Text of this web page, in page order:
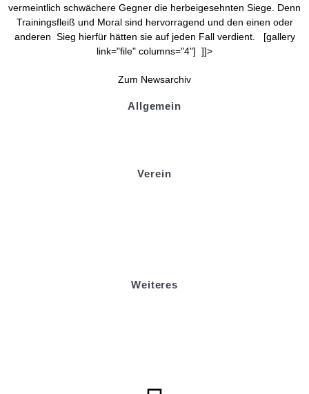
vermeintlich schwächere Gegner die herbeigesehnten Siege. Denn
Trainingsfleiß und Moral sind hervorragend und den einen oder
anderen Sieg hierfür hätten sie auf jeden Fall verdient. [gallery
link="file" columns="4"] ]]>
Zum Newsarchiv
Allgemein
Verein
Weiteres